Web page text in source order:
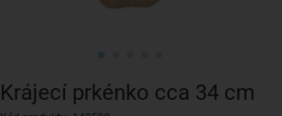
Krájecí prkénko cca 34 cm